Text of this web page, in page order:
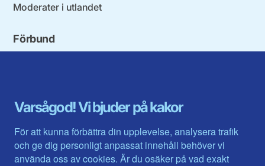
Varsågod! Vi bjuder på kakor
För att kunna förbättra din upplevelse, analysera trafik
och ge dig personligt anpassat innehåll behöver vi
använda oss av cookies. Är du osäker på vad exakt
Moderater i utlandet
Förbund
Gävleborg
Halland
Jämtlands län
Jönköpings län
Kalmar län
Värmlands län
Västerbotten
Västra Götaland
Västernorrland
Västmanland